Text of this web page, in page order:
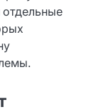
отдельные